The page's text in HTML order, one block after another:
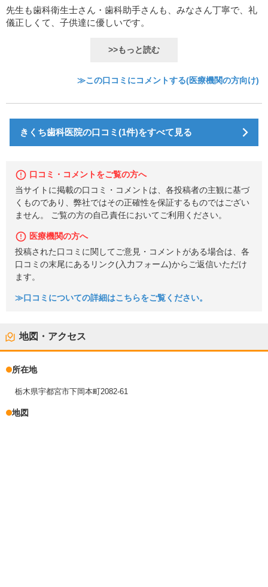
先生も歯科衛生士さん・歯科助手さんも、みなさん丁寧で、礼
儀正しくて、子供達に優しいです。
>>もっと読む
≫この口コミにコメントする(医療機関の方向け)
きくち歯科医院の口コミ(1件)をすべて見る
口コミ・コメントをご覧の方へ
当サイトに掲載の口コミ・コメントは、各投稿者の主観に基づ
くものであり、弊社ではその正確性を保証するものではござい
ません。 ご覧の方の自己責任においてご利用ください。
医療機関の方へ
投稿された口コミに関してご意見・コメントがある場合は、各
口コミの末尾にあるリンク(入力フォーム)からご返信いただけ
ます。
≫口コミについての詳細はこちらをご覧ください。
地図・アクセス
所在地
栃木県宇都宮市下岡本町2082-61
地図